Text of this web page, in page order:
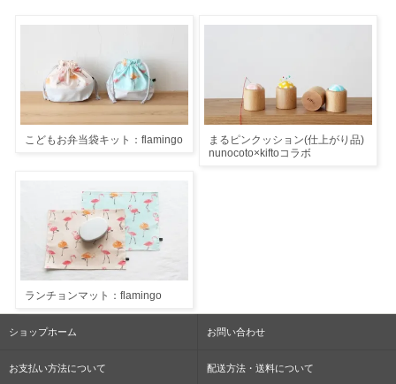
こどもお弁当袋キット：flamingo
まるピンクッション(仕上がり品)
nunocoto×kiftoコラボ
ランチョンマット：flamingo
ショップホーム お問い合わせ
お支払い方法について 配送方法・送料について